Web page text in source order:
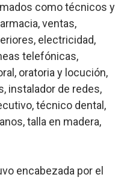
como técnicos y
ventas,
electricidad,
telefónicas,
oratoria y locución,
instalador de redes,
técnico dental,
talla en madera,
encabezada por el